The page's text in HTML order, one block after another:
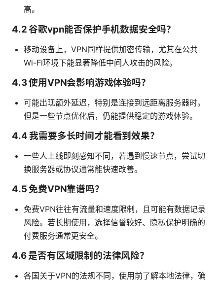
高。
4.2 谷歌vpn能否保护手机数据安全吗？
移动设备上，VPN同样提供加密传输，尤其在公共
Wi-Fi环境下能显著降低中间人攻击的风险。
4.3 使用VPN会影响游戏体验吗？
可能出现额外延迟，特别是连接到远距离服务器时。
但是一些节点优化后，仍能提供稳定的游戏体验。
4.4 我需要多长时间才能看到效果？
一些人上线即刻感知不同，若遇到慢速节点，尝试切
换服务器或协议通常能快速改善。
4.5 免费VPN靠谱吗？
免费VPN往往有流量和速度限制，且可能有数据记录
风险。若长期使用，选择信誉较好、隐私保护明确的
付费服务通常更安全。
4.6 是否有区域限制的法律风险？
各国关于VPN的法规不同，使用前了解本地法律，确